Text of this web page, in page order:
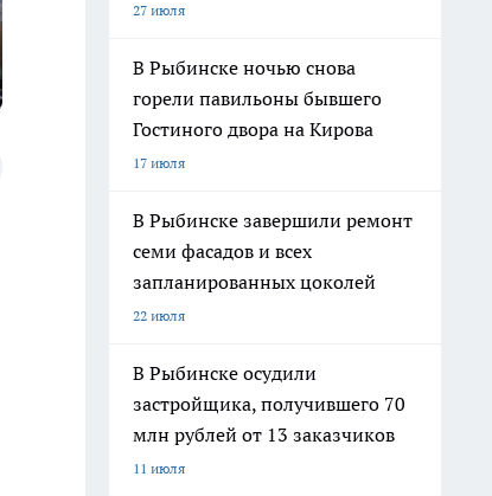
27 июля
В Рыбинске ночью снова
горели павильоны бывшего
Гостиного двора на Кирова
17 июля
В Рыбинске завершили ремонт
семи фасадов и всех
запланированных цоколей
22 июля
В Рыбинске осудили
застройщика, получившего 70
млн рублей от 13 заказчиков
11 июля